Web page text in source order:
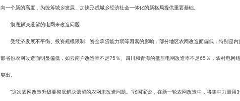
向一个新的高度，为统筹城乡发展、加快形成城乡经济社会一体化的新格局提供重要基础。
彻底解决遗留的电网未改造问题
受经济发展不平衡、投资规模限制、资金承贷能力弱等因素的影响，部分地区农网改造面偏低，特别是内
部省份农网改造面明显偏低，如云南户改造率不足75 ％、四川和青海的低压电网改造率不足65 ％，农村电网
突出。
“这次农网改造升级要彻底解决遗留的农网未改造问题。”张国宝说，在新一轮农网改造中，将集中力量用3